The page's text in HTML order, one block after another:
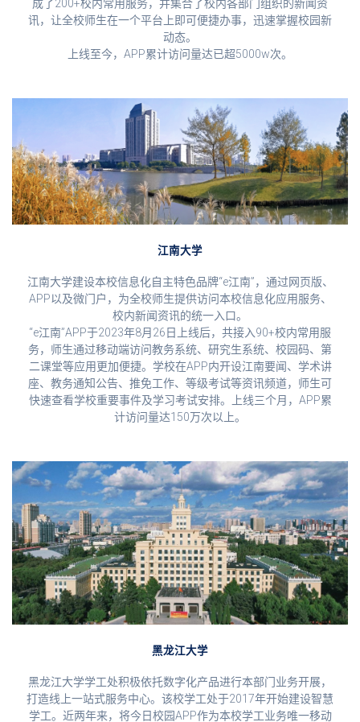
成了200+校内常用服务，并集合了校内各部门组织的新闻资
讯，让全校师生在一个平台上即可便捷办事，迅速掌握校园新
动态。
上线至今，APP累计访问量达已超5000w次。
江南大学
江南大学建设本校信息化自主特色品牌“e江南”，通过网页版、
APP以及微门户，为全校师生提供访问本校信息化应用服务、
校内新闻资讯的统一入口。
“e江南”APP于2023年8月26日上线后，共接入90+校内常用服
务，师生通过移动端访问教务系统、研究生系统、校园码、第
二课堂等应用更加便捷。学校在APP内开设江南要闻、学术讲
座、教务通知公告、推免工作、等级考试等资讯频道，师生可
快速查看学校重要事件及学习考试安排。上线三个月，APP累
计访问量达150万次以上。
黑龙江大学
黑龙江大学学工处积极依托数字化产品进行本部门业务开展，
打造线上一站式服务中心。该校学工处于2017年开始建设智慧
学工。近两年来，将今日校园APP作为本校学工业务唯一移动